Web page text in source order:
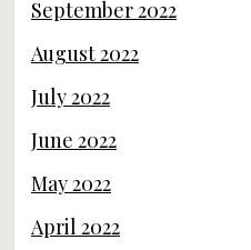
September 2022
August 2022
July 2022
June 2022
May 2022
April 2022